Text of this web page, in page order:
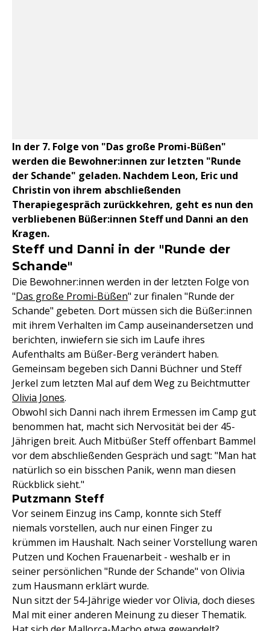
In der 7. Folge von "Das große Promi-Büßen"
werden die Bewohner:innen zur letzten "Runde
der Schande" geladen. Nachdem Leon, Eric und
Christin von ihrem abschließenden
Therapiegespräch zurückkehren, geht es nun den
verbliebenen Büßer:innen Steff und Danni an den
Kragen.
Steff und Danni in der "Runde der
Schande"
Die Bewohner:innen werden in der letzten Folge von
"Das große Promi-Büßen" zur finalen "Runde der
Schande" gebeten. Dort müssen sich die Büßer:innen
mit ihrem Verhalten im Camp auseinandersetzen und
berichten, inwiefern sie sich im Laufe ihres
Aufenthalts am Büßer-Berg verändert haben.
Gemeinsam begeben sich Danni Büchner und Steff
Jerkel zum letzten Mal auf dem Weg zu Beichtmutter
Olivia Jones.
Obwohl sich Danni nach ihrem Ermessen im Camp gut
benommen hat, macht sich Nervosität bei der 45-
Jährigen breit. Auch Mitbüßer Steff offenbart Bammel
vor dem abschließenden Gespräch und sagt: "Man hat
natürlich so ein bisschen Panik, wenn man diesen
Rückblick sieht."
Putzmann Steff
Vor seinem Einzug ins Camp, konnte sich Steff
niemals vorstellen, auch nur einen Finger zu
krümmen im Haushalt. Nach seiner Vorstellung waren
Putzen und Kochen Frauenarbeit - weshalb er in
seiner persönlichen "Runde der Schande" von Olivia
zum Hausmann erklärt wurde.
Nun sitzt der 54-Jährige wieder vor Olivia, doch dieses
Mal mit einer anderen Meinung zu dieser Thematik.